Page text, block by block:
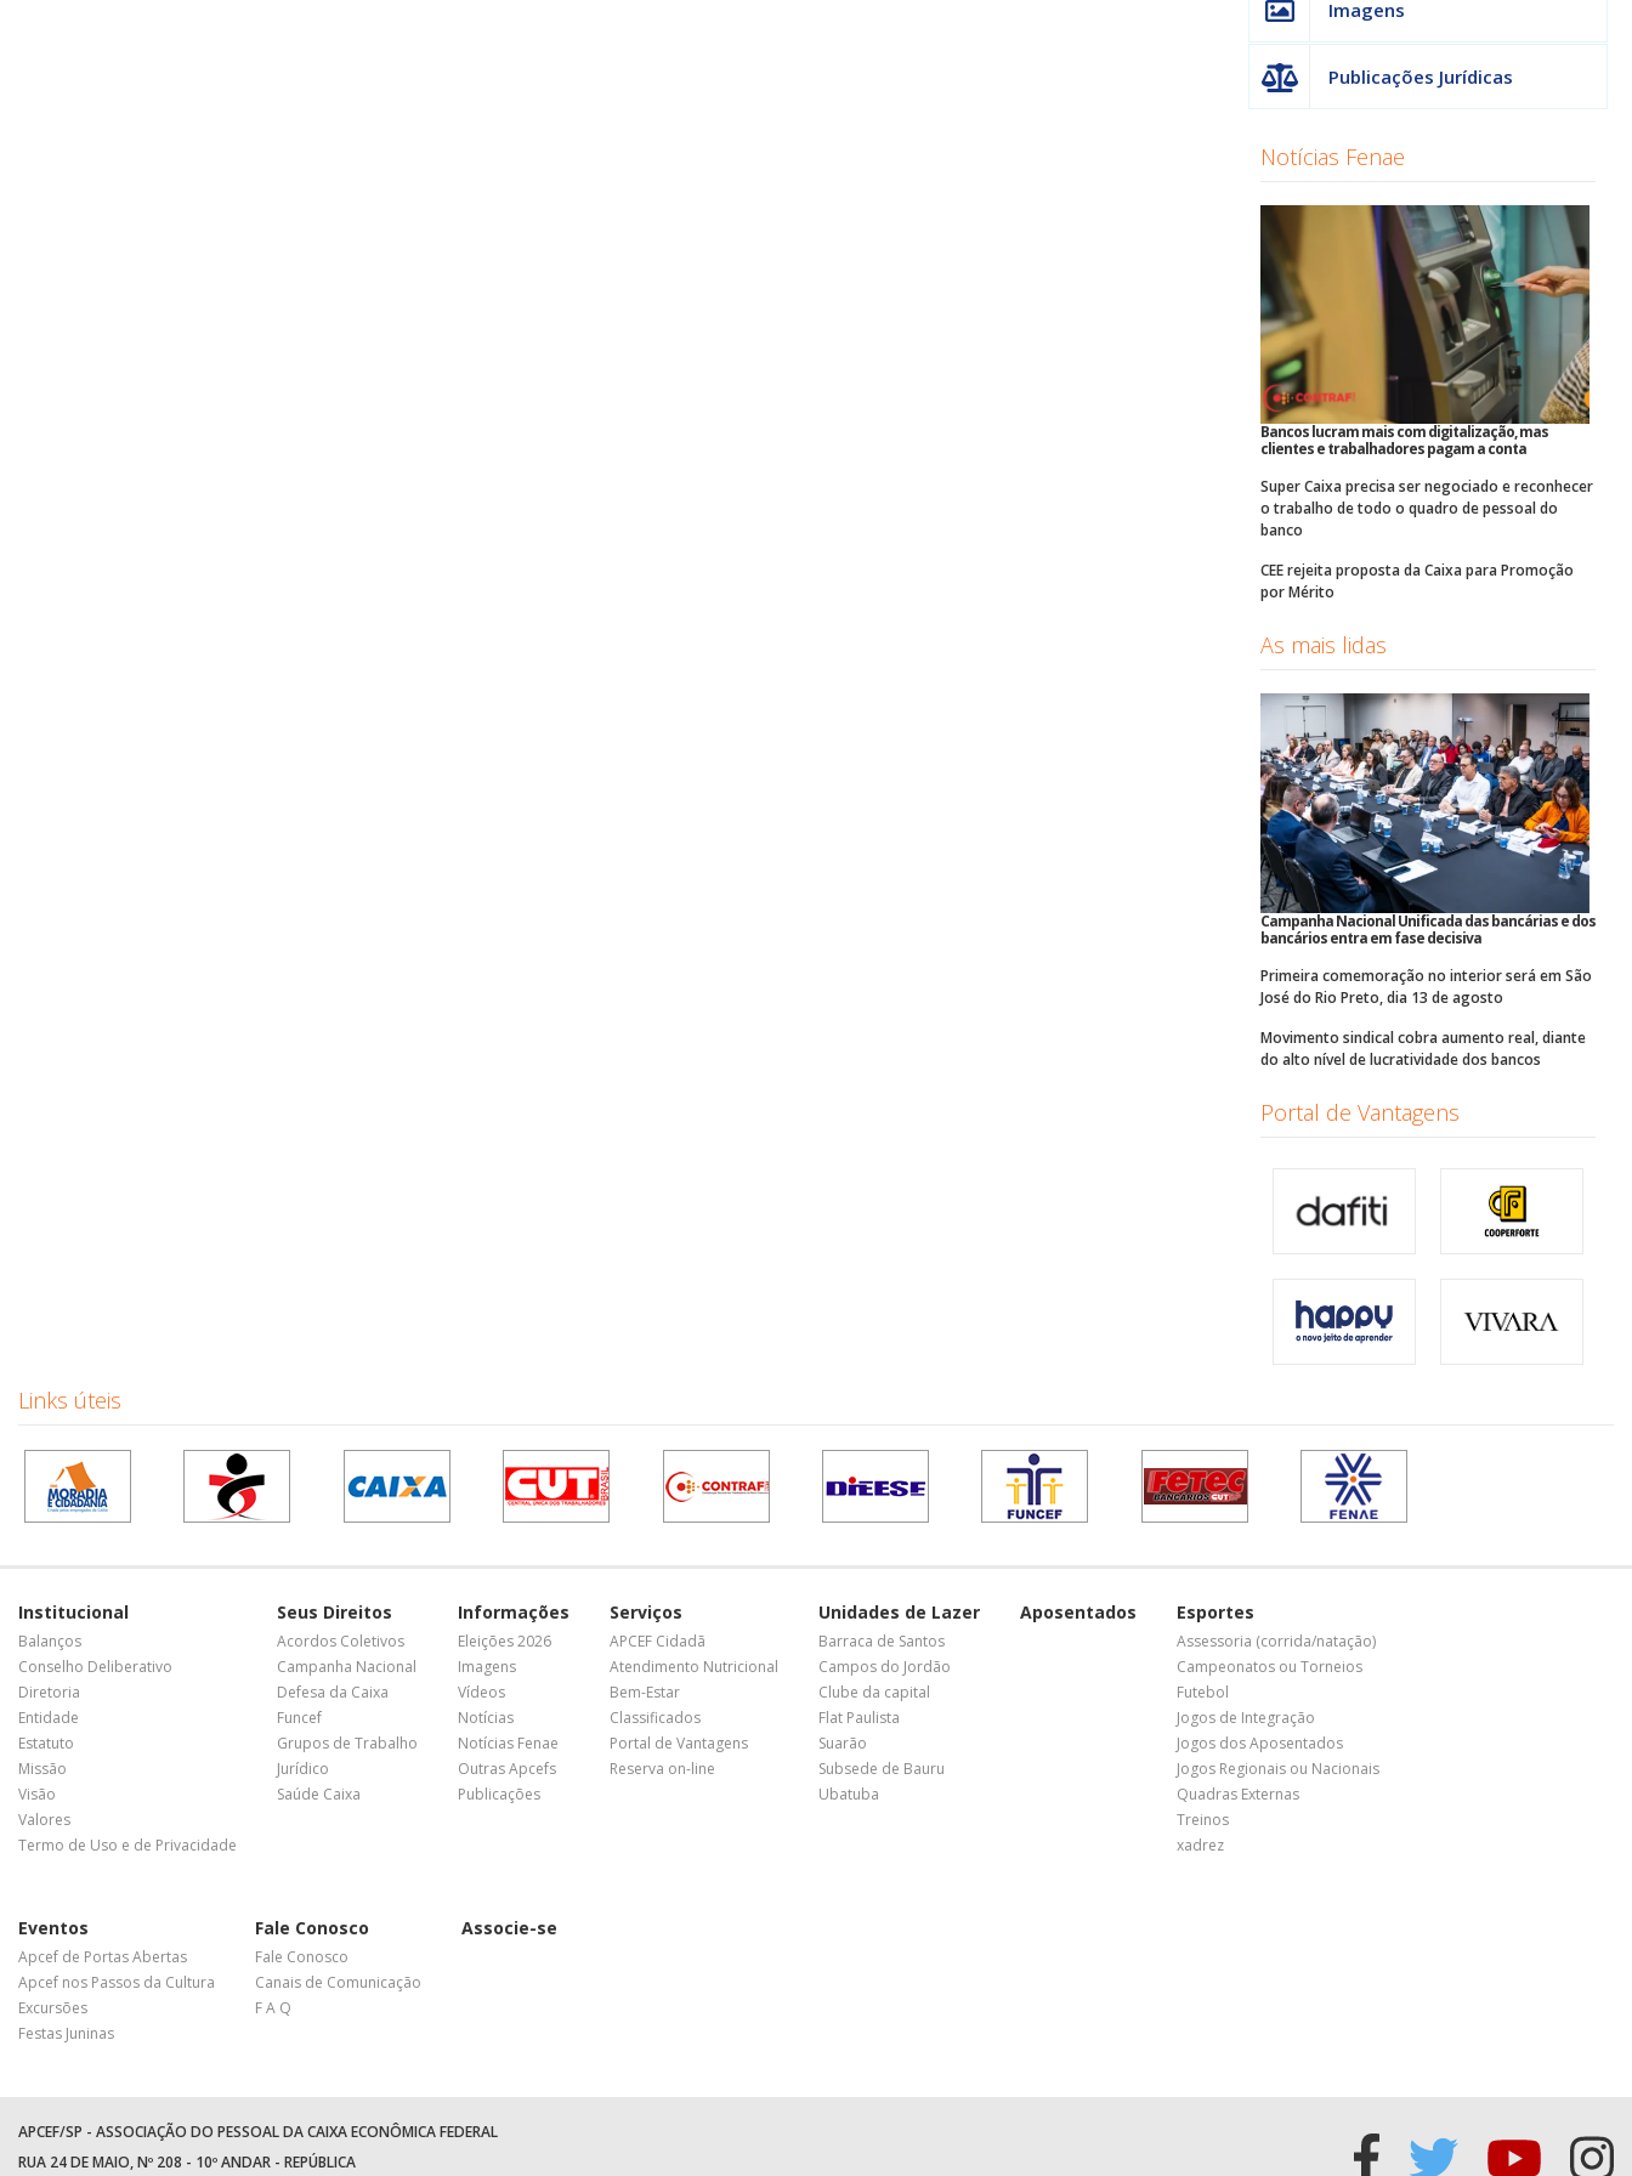
Imagens
Publicações Jurídicas
Notícias Fenae
Bancos lucram mais com digitalização, mas
clientes e trabalhadores pagam a conta
Super Caixa precisa ser negociado e reconhecer
o trabalho de todo o quadro de pessoal do
banco
CEE rejeita proposta da Caixa para Promoção
por Mérito
As mais lidas
Campanha Nacional Unificada das bancárias e dos
bancários entra em fase decisiva
Primeira comemoração no interior será em São
José do Rio Preto, dia 13 de agosto
Movimento sindical cobra aumento real, diante
do alto nível de lucratividade dos bancos
Portal de Vantagens
Links úteis
Institucional
Balanços
Conselho Deliberativo
Diretoria
Entidade
Estatuto
Missão
Visão
Valores
Termo de Uso e de Privacidade
Seus Direitos
Acordos Coletivos
Campanha Nacional
Defesa da Caixa
Funcef
Grupos de Trabalho
Jurídico
Saúde Caixa
Informações
Eleições 2026
Imagens
Vídeos
Notícias
Notícias Fenae
Outras Apcefs
Publicações
Serviços
APCEF Cidadã
Atendimento Nutricional
Bem-Estar
Classificados
Portal de Vantagens
Reserva on-line
Unidades de Lazer
Barraca de Santos
Campos do Jordão
Clube da capital
Flat Paulista
Suarão
Subsede de Bauru
Ubatuba
Aposentados Esportes
Assessoria (corrida/natação)
Campeonatos ou Torneios
Futebol
Jogos de Integração
Jogos dos Aposentados
Jogos Regionais ou Nacionais
Quadras Externas
Treinos
xadrez
Eventos
Apcef de Portas Abertas
Apcef nos Passos da Cultura
Excursões
Festas Juninas
Fale Conosco
Fale Conosco
Canais de Comunicação
F A Q
Associe-se
APCEF/SP - ASSOCIAÇÃO DO PESSOAL DA CAIXA ECONÔMICA FEDERAL
RUA 24 DE MAIO, Nº 208 - 10º ANDAR - REPÚBLICA
Acessar
Acessar